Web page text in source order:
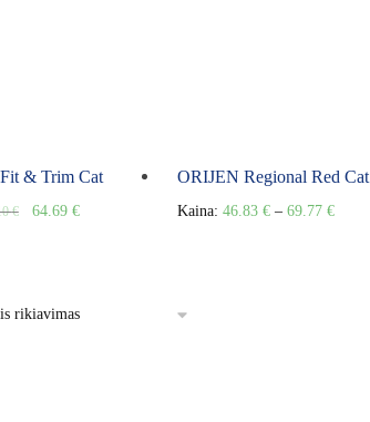
& Trim Cat
€ 64.69 €
ORIJEN Regional Red Cat
Kaina:46.83€ –69.77€